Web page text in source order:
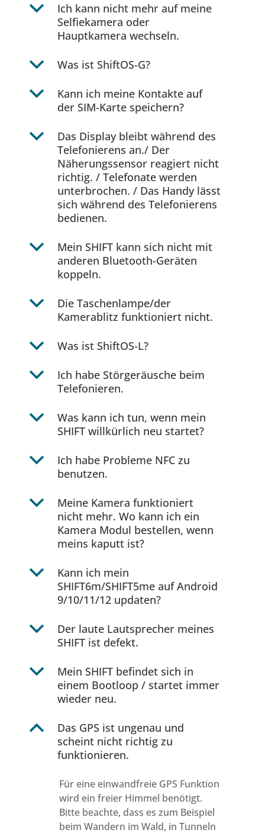
b
Ich kann nicht mehr auf meine
Selfiekamera oder
Hauptkamera wechseln.
b Was ist ShiftOS-G?
b
Kann ich meine Kontakte auf
der SIM-Karte speichern?
b
Das Display bleibt während des
Telefonierens an./ Der
Näherungssensor reagiert nicht
richtig. / Telefonate werden
unterbrochen. / Das Handy lässt
sich während des Telefonierens
bedienen.
b
Mein SHIFT kann sich nicht mit
anderen Bluetooth-Geräten
koppeln.
b
Die Taschenlampe/der
Kamerablitz funktioniert nicht.
b Was ist ShiftOS-L?
b
Ich habe Störgeräusche beim
Telefonieren.
b
Was kann ich tun, wenn mein
SHIFT willkürlich neu startet?
b
Ich habe Probleme NFC zu
benutzen.
b
Meine Kamera funktioniert
nicht mehr. Wo kann ich ein
Kamera Modul bestellen, wenn
meins kaputt ist?
b
Kann ich mein
SHIFT6m/SHIFT5me auf Android
9/10/11/12 updaten?
b
Der laute Lautsprecher meines
SHIFT ist defekt.
b
Mein SHIFT befindet sich in
einem Bootloop / startet immer
wieder neu.
B
Das GPS ist ungenau und
scheint nicht richtig zu
funktionieren.
Für eine einwandfreie GPS Funktion
wird ein freier Himmel benötigt.
Bitte beachte, dass es zum Beispiel
beim Wandern im Wald, in Tunneln